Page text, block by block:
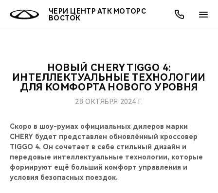
ЧЕРИ ЦЕНТР АТК МОТОРС
ВОСТОК
МОДЕЛИ
КРОССОВЕРЫ
СЕДАНЫ
ПОКУПАТЕЛЯМ
ВЛАДЕЛЬЦАМ
ПОДДЕРЖКА
CHERY CONNECT
МИР CHERY
CHERY В СОЦСЕТЯХ
ЛЮДИ CHERY
АКЦИИ
ОНЛАЙН СЕРВИСЫ
О КОМПАНИИ
НОВЫЙ CHERY TIGGO 4:
ИНТЕЛЛЕКТУАЛЬНЫЕ ТЕХНОЛОГИИ
ДЛЯ КОМФОРТА НОВОГО УРОВНЯ
28 ОКТЯБРЯ 2024 Г.
Скоро в шоу-румах официальных дилеров марки
CHERY будет представлен обновлённый кроссовер
TIGGO 4. Он сочетает в себе стильный дизайн и
передовые интеллектуальные технологии, которые
формируют ещё больший комфорт управления и
условия безопасных поездок.